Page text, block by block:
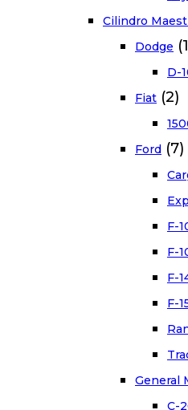
Cilindro
Dodge
D-
Fiat (2)
Ford (7)
F-
F-
F-
F-
General
C-